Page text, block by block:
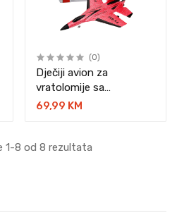
(0)
Dječiji avion za
vratolomije sa
upravljačem
69,99 KM
1-8 od 8 rezultata